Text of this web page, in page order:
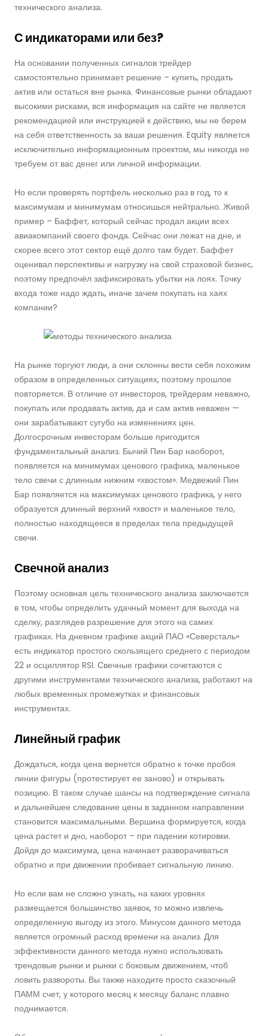
технического анализа.
С индикаторами или без?
На основании полученных сигналов трейдер
самостоятельно принимает решение – купить, продать
актив или остаться вне рынка. Финансовые рынки обладают
высокими рисками, вся информация на сайте не является
рекомендацией или инструкцией к действию, мы не берем
на себя ответственность за ваши решения. Equity является
исключительно информационным проектом, мы никогда не
требуем от вас денег или личной информации.
Но если проверять портфель несколько раз в год, то к
максимумам и минимумам относишься нейтрально. Живой
пример – Баффет, который сейчас продал акции всех
авиакомпаний своего фонда. Сейчас они лежат на дне, и
скорее всего этот сектор ещё долго там будет. Баффет
оценивал перспективы и нагрузку на свой страховой бизнес,
поэтому предпочёл зафиксировать убытки на лоях. Точку
входа тоже надо ждать, иначе зачем покупать на хаях
компании?
На рынке торгуют люди, а они склонны вести себя похожим
образом в определенных ситуациях, поэтому прошлое
повторяется. В отличие от инвесторов, трейдерам неважно,
покупать или продавать актив, да и сам актив неважен —
они зарабатывают сугубо на изменениях цен.
Долгосрочным инвесторам больше пригодится
фундаментальный анализ. Бычий Пин Бар наоборот,
появляется на минимумах ценового графика, маленькое
тело свечи с длинным нижним «хвостом». Медвежий Пин
Бар появляется на максимумах ценового графика, у него
образуется длинный верхний «хвост» и маленькое тело,
полностью находящееся в пределах тела предыдущей
свечи.
Свечной анализ
Поэтому основная цель технического анализа заключается
в том, чтобы определить удачный момент для выхода на
сделку, разглядев разрешение для этого на самих
графиках. На дневном графике акций ПАО «Северсталь»
есть индикатор простого скользящего среднего с периодом
22 и осциллятор RSI. Свечные графики сочетаются с
другими инструментами технического анализа, работают на
любых временных промежутках и финансовых
инструментах.
Линейный график
Дождаться, когда цена вернется обратно к точке пробоя
линии фигуры (протестирует ее заново) и открывать
позицию. В таком случае шансы на подтверждение сигнала
и дальнейшее следование цены в заданном направлении
становится максимальными. Вершина формируется, когда
цена растет и дно, наоборот – при падении котировки.
Дойдя до максимума, цена начинает разворачиваться
обратно и при движении пробивает сигнальную линию.
Но если вам не сложно узнать, на каких уровнях
размещается большинство заявок, то можно извлечь
определенную выгоду из этого. Минусом данного метода
является огромный расход времени на анализ. Для
эффективности данного метода нужно использовать
трендовые рынки и рынки с боковым движением, чтоб
ловить развороты. Вы также находите просто сказочный
ПАММ счет, у которого месяц к месяцу баланс плавно
поднимается.